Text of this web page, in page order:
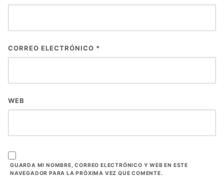
CORREO ELECTRÓNICO *
WEB
GUARDA MI NOMBRE, CORREO ELECTRÓNICO Y WEB EN ESTE
NAVEGADOR PARA LA PRÓXIMA VEZ QUE COMENTE.